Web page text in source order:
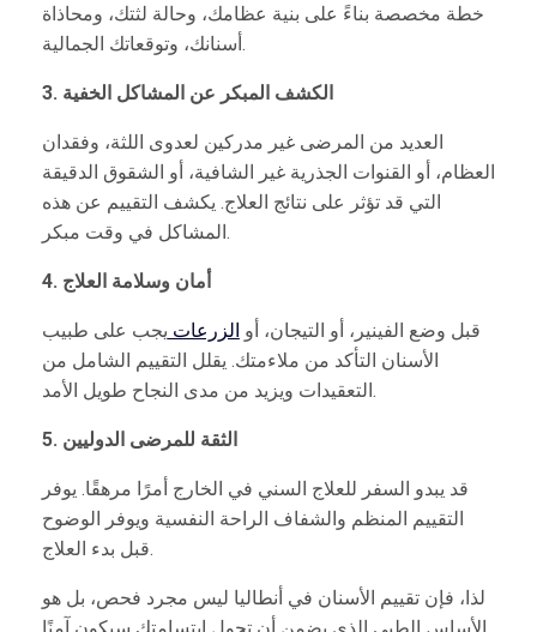
خطة مخصصة بناءً على بنية عظامك، وحالة لثتك، ومحاذاة
أسنانك، وتوقعاتك الجمالية.
3. الكشف المبكر عن المشاكل الخفية
العديد من المرضى غير مدركين لعدوى اللثة، وفقدان
العظام، أو القنوات الجذرية غير الشافية، أو الشقوق الدقيقة
التي قد تؤثر على نتائج العلاج. يكشف التقييم عن هذه
المشاكل في وقت مبكر.
4. أمان وسلامة العلاج
قبل وضع الفينير، أو التيجان، أو الزرعات يجب على طبيب
الأسنان التأكد من ملاءمتك. يقلل التقييم الشامل من
التعقيدات ويزيد من مدى النجاح طويل الأمد.
5. الثقة للمرضى الدوليين
قد يبدو السفر للعلاج السني في الخارج أمرًا مرهقًا. يوفر
التقييم المنظم والشفاف الراحة النفسية ويوفر الوضوح
قبل بدء العلاج.
لذا، فإن تقييم الأسنان في أنطاليا ليس مجرد فحص، بل هو